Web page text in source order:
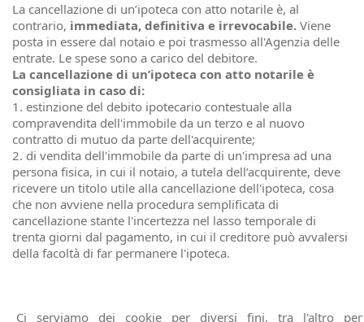
Ci serviamo dei cookie per diversi fini, tra l'altro per
La cancellazione di un’ipoteca con atto notarile è, al
contrario, immediata, definitiva e irrevocabile. Viene
posta in essere dal notaio e poi trasmesso all'Agenzia delle
entrate. Le spese sono a carico del debitore.
La cancellazione di un’ipoteca con atto notarile è
consigliata in caso di:
1. estinzione del debito ipotecario contestuale alla
compravendita dell'immobile da un terzo e al nuovo
contratto di mutuo da parte dell'acquirente;
2. di vendita dell'immobile da parte di un'impresa ad una
persona fisica, in cui il notaio, a tutela dell’acquirente, deve
ricevere un titolo utile alla cancellazione dell'ipoteca, cosa
che non avviene nella procedura semplificata di
cancellazione stante l'incertezza nel lasso temporale di
trenta giorni dal pagamento, in cui il creditore può avvalersi
della facoltà di far permanere l'ipoteca.